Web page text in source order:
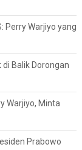
Perry Warjiyo yang
di Balik Dorongan
Warjiyo, Minta
Prabowo